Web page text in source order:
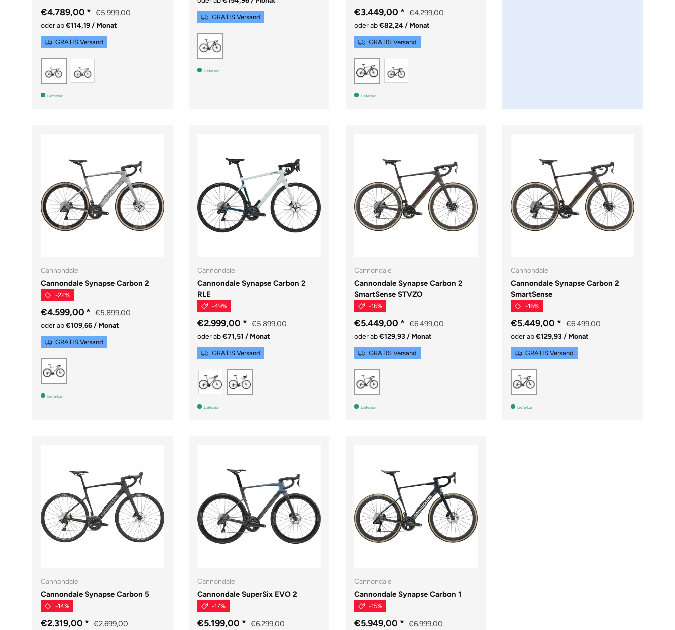
€4.789,00 * €5.999,00
oder ab€114,19 / Monat
GRATIS Versand
Schwarz
Lieferbar
GRATIS Versand
Lieferbar
€3.449,00 * €4.299,00
oder ab€82,24 / Monat
GRATIS Versand
Lieferbar
Cannondale
Cannondale Synapse Carbon 2
-22%
€4.599,00 * €5.899,00
oder ab€109,66 / Monat
GRATIS Versand
Lieferbar
Cannondale
Cannondale Synapse Carbon 2
RLE
-49%
€2.999,00 * €5.899,00
oder ab€71,51 / Monat
GRATIS Versand
Grey
Lieferbar
Cannondale
Cannondale Synapse Carbon 2
SmartSense STVZO
-16%
€5.449,00 * €6.499,00
oder ab€129,93 / Monat
GRATIS Versand
Lieferbar
Cannondale
Cannondale Synapse Carbon 2
SmartSense
-16%
€5.449,00 * €6.499,00
oder ab€129,93 / Monat
GRATIS Versand
Lieferbar
Cannondale
Cannondale Synapse Carbon 5
-14%
€2.319,00 * €2.699,00
Cannondale
Cannondale SuperSix EVO 2
-17%
€5.199,00 * €6.299,00
Cannondale
Cannondale Synapse Carbon 1
-15%
€5.949,00 * €6.999,00